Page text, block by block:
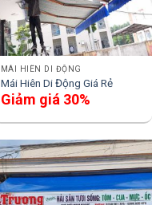
MÁI HIÊN DI ĐỘNG
Mái Hiên Di Động Giá Rẻ
Giảm giá 30%